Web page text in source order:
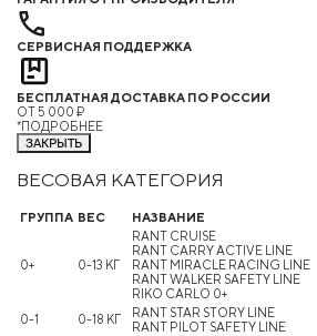
СЕРВИСНАЯ ПОДДЕРЖКА
БЕСПЛАТНАЯ ДОСТАВКА ПО РОССИИ
ОТ 5 000 ₽
*ПОДРОБНЕЕ
ЗАКРЫТЬ
ВЕСОВАЯ КАТЕГОРИЯ
ГРУППА ВЕС НАЗВАНИЕ
0+ 0-13 КГ
RANT CRUISE
RANT CARRY ACTIVE LINE
RANT MIRACLE RACING LINE
RANT WALKER SAFETY LINE
RIKO CARLO 0+
0-1
0-18 КГ
RANT STAR STORY LINE
RANT PILOT SAFETY LINE